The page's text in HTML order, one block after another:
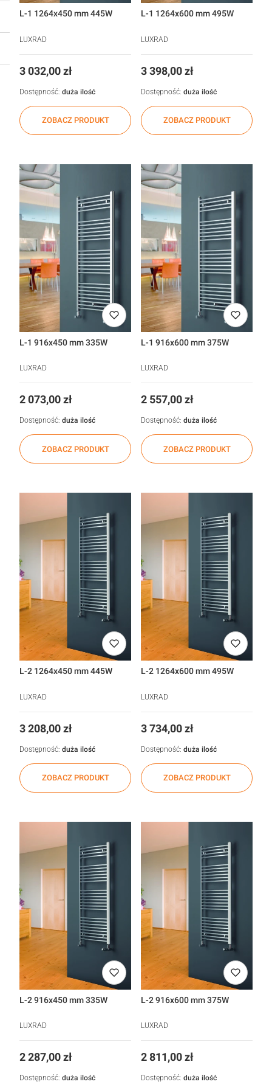
L-1 1264x450 mm 445W
LUXRAD
Cena
3 032,00 zł
ZOBACZ PRODUKT
Dostępność: duża ilość
L-1 1264x600 mm 495W
LUXRAD
Cena
3 398,00 zł
ZOBACZ PRODUKT
Dostępność: duża ilość
L-1 916x450 mm 335W
LUXRAD
Cena
2 073,00 zł
ZOBACZ PRODUKT
Dostępność: duża ilość
L-1 916x600 mm 375W
LUXRAD
Cena
2 557,00 zł
ZOBACZ PRODUKT
Dostępność: duża ilość
L-2 1264x450 mm 445W
LUXRAD
Cena
3 208,00 zł
ZOBACZ PRODUKT
Dostępność: duża ilość
L-2 1264x600 mm 495W
LUXRAD
Cena
3 734,00 zł
ZOBACZ PRODUKT
Dostępność: duża ilość
L-2 916x450 mm 335W
LUXRAD
Cena
2 287,00 zł
Dostępność: duża ilość
L-2 916x600 mm 375W
LUXRAD
Cena
2 811,00 zł
Dostępność: duża ilość